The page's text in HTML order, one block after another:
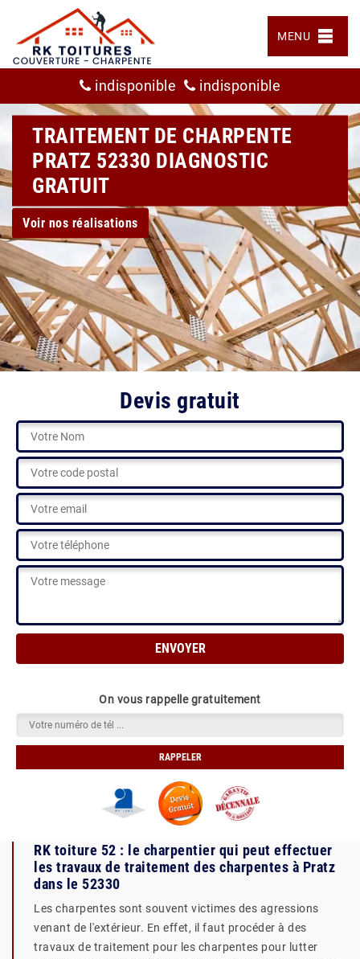
MENU
indisponible indisponible
TRAITEMENT DE CHARPENTE
PRATZ 52330 DIAGNOSTIC
GRATUIT
Voir nos réalisations
Devis gratuit
On vous rappelle gratuitement
RK toiture 52 : le charpentier qui peut effectuer
les travaux de traitement des charpentes à Pratz
dans le 52330
Les charpentes sont souvent victimes des agressions
venant de l'extérieur. En effet, il faut procéder à des
travaux de traitement pour les charpentes pour lutter